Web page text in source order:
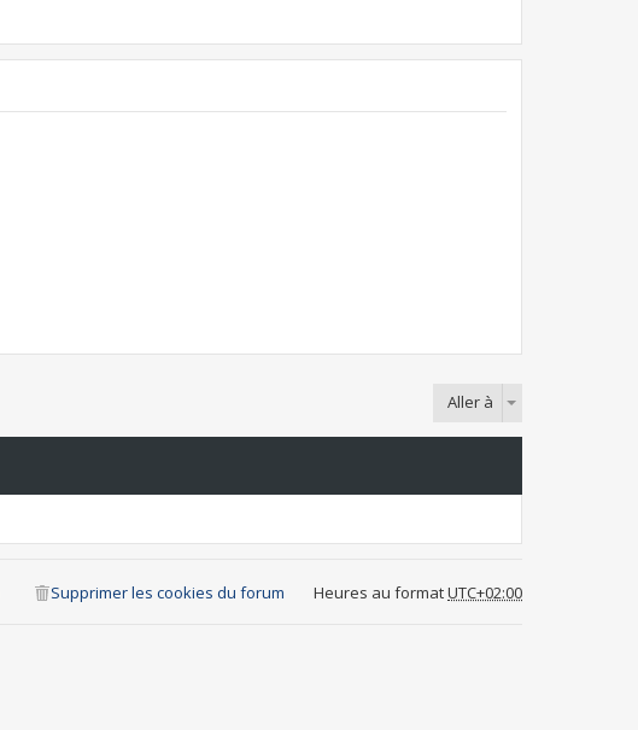
Aller à
Heures au formatUTC+02:00
Supprimer les cookies du forum